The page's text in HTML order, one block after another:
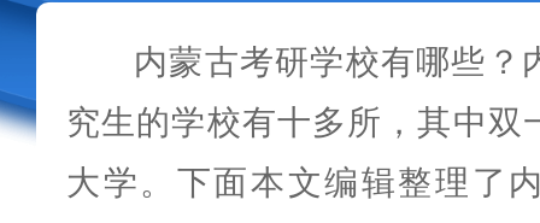
内蒙古考研学校有哪些？
究生的学校有十多所，其中双
大学。下面本文编辑整理了